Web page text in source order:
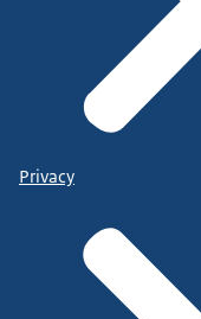
Privacy